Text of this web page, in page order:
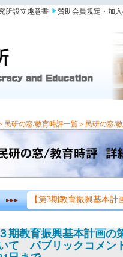
所設立趣意書 賛助会員規定・加
民研の窓/教育時評一覧 ＞民研の窓/
【第3期教育振興基本
３期教育振興基本計画
て パブリックコメン